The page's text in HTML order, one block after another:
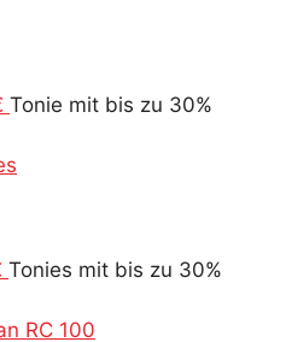
Aktueller
ist:
Tonie mit bis zu 30%
Aktueller
ist:
Tonies mit bis zu 30%